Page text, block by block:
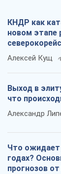
КНДР как
новом этапе
Алексей Кущ
Выход в
что
Александр
Что ожидает
годах?
прогнозов